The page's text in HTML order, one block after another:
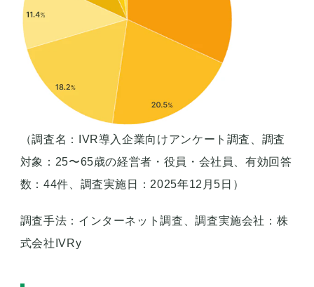
（調査名：IVR導入企業向けアンケート調査、調査
対象：25〜65歳の経営者・役員・会社員、有効回答
数：44件、調査実施日：2025年12月5日）
調査手法：インターネット調査、調査実施会社：株
式会社IVRy